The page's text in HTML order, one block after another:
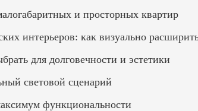
и просторных квартир
интерьеров: как визуально
для долговечности и эстетики
световой сценарий
функциональности